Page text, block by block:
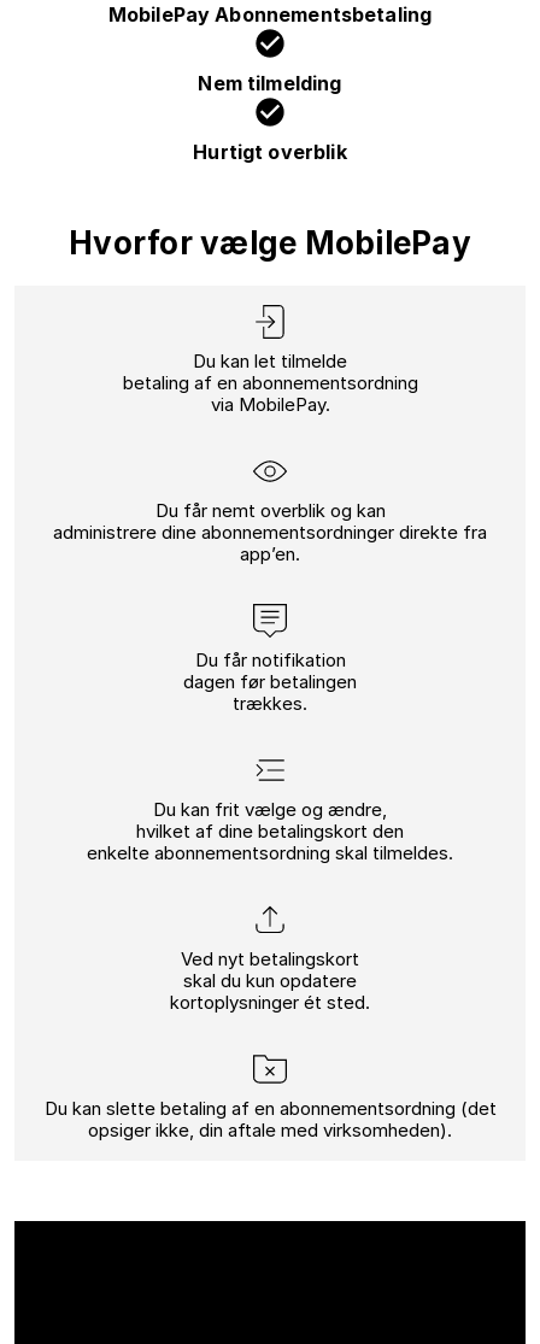
MobilePay Abonnementsbetaling
Nem tilmelding
Hurtigt overblik
Hvorfor vælge MobilePay
Du kan let tilmelde
betaling af en abonnementsordning
via MobilePay.
Du får nemt overblik og kan
administrere dine abonnementsordninger direkte fra
app’en.
Du får notifikation
dagen før betalingen
trækkes.
Du kan frit vælge og ændre,
hvilket af dine betalingskort den
enkelte abonnementsordning skal tilmeldes.
Ved nyt betalingskort
skal du kun opdatere
kortoplysninger ét sted.
Du kan slette betaling af en abonnementsordning (det
opsiger ikke, din aftale med virksomheden).